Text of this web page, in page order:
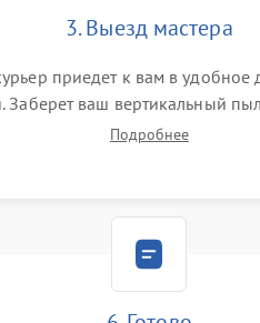
3. Выезд мастера
приедет к вам в удобное
Заберет ваш вертикальный
на склад для диагностики.
Подробнее